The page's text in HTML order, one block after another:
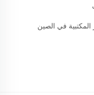
المكتبية في الصين